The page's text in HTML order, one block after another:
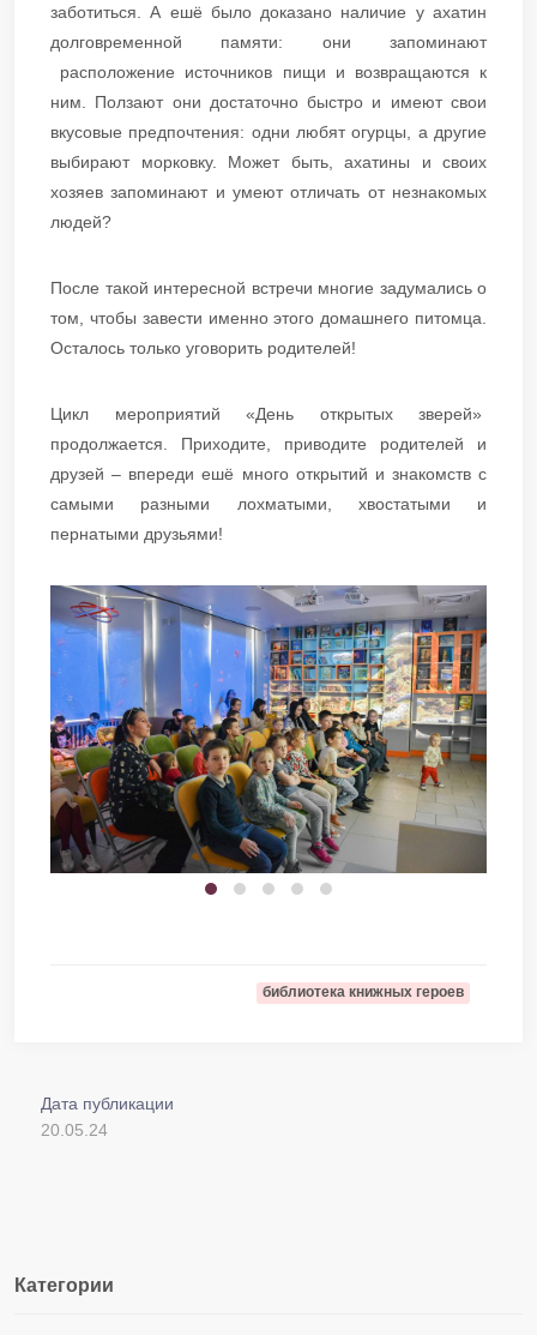
заботиться. А ешё было доказано наличие у ахатин
долговременной памяти: они запоминают
расположение источников пищи и возвращаются к
ним. Ползают они достаточно быстро и имеют свои
вкусовые предпочтения: одни любят огурцы, а другие
выбирают морковку. Может быть, ахатины и своих
хозяев запоминают и умеют отличать от незнакомых
людей?
После такой интересной встречи многие задумались о
том, чтобы завести именно этого домашнего питомца.
Осталось только уговорить родителей!
Цикл мероприятий «День открытых зверей»
продолжается. Приходите, приводите родителей и
друзей – впереди ешё много открытий и знакомств с
самыми разными лохматыми, хвостатыми и
пернатыми друзьями!
библиотека книжных героев
Дата публикации
20.05.24
Категории